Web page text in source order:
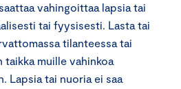
vahingoittaa lapsia tai
tai fyysisesti. Lasta tai
tilanteessa tai
taikka muille vahinkoa
Lapsia tai nuoria ei saa